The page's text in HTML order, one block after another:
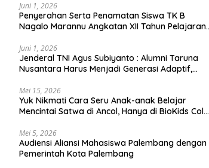
Juni 1, 2026
Penyerahan Serta Penamatan Siswa TK B
Nagalo Marannu Angkatan XII Tahun Pelajaran
Juni 1, 2026
Jenderal TNI Agus Subiyanto : Alumni Taruna
Nusantara Harus Menjadi Generasi Adaptif,
Mei 15, 2026
Yuk Nikmati Cara Seru Anak-anak Belajar
Mencintai Satwa di Ancol, Hanya di BioKids Color
Mei 5, 2026
Audiensi Aliansi Mahasiswa Palembang dengan
Pemerintah Kota Palembang